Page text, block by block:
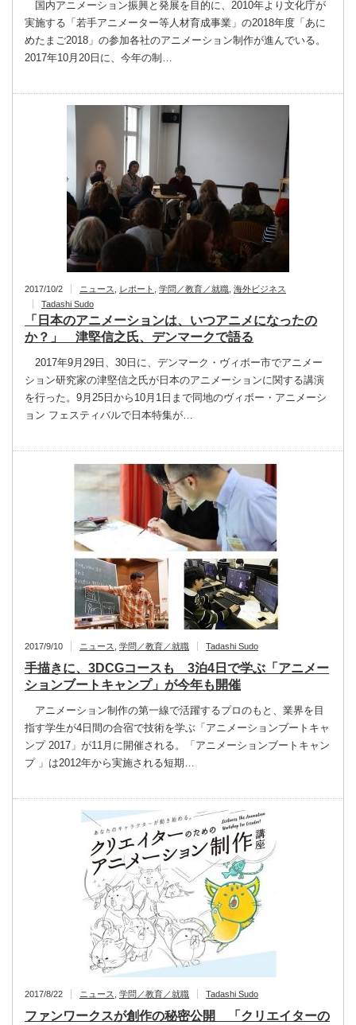
国内アニメーション振興と発展を目的に、2010年より文化庁が
実施する「若手アニメーター等人材育成事業」の2018年度「あに
めたまご2018」の参加各社のアニメーション制作が進んでいる。
2017年10月20日に、今年の制…
2017/10/2 ニュース レポート 学問／教育／就職 海外ビジネス
Tadashi Sudo
「日本のアニメーションは、いつアニメになったの
か？」 津堅信之氏、デンマークで語る
2017年9月29日、30日に、デンマーク・ヴィボー市でアニメー
ション研究家の津堅信之氏が日本のアニメーションに関する講演
を行った。9月25日から10月1日まで同地のヴィボー・アニメーシ
ョン フェスティバルで日本特集が…
2017/9/10 ニュース 学問／教育／就職 Tadashi Sudo
手描きに、3DCGコースも 3泊4日で学ぶ「アニメー
ションブートキャンプ」が今年も開催
アニメーション制作の第一線で活躍するプロのもと、業界を目
指す学生が4日間の合宿で技術を学ぶ「アニメーションブートキャ
ンプ 2017」が11月に開催される。「アニメーションブートキャン
プ 」は2012年から実施される短期…
2017/8/22 ニュース 学問／教育／就職 Tadashi Sudo
ファンワークスが創作の秘密公開 「クリエイターの